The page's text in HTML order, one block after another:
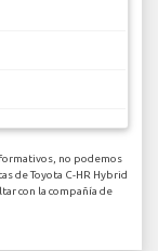
no podemos
de Toyota C-HR Hybrid
con la compañía de